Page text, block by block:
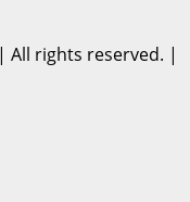
All rights reserved. |